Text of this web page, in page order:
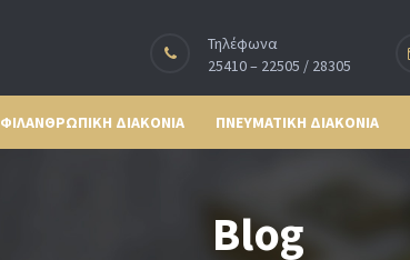
Τηλέφωνα
25410 – 22505 / 28305
ΦΙΛΑΝΘΡΩΠΙΚΗ ΔΙΑΚΟΝΙΑ ΠΝΕΥΜΑΤΙΚΗ ΔΙΑΚΟΝΙΑ
Blog